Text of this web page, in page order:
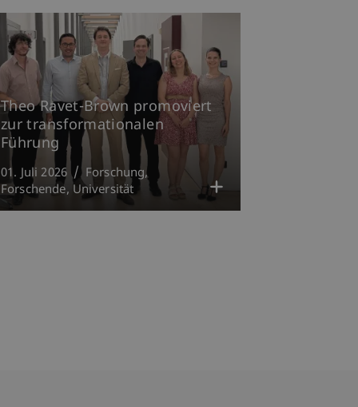
Theo Ravet-Brown promoviert
zur transformationalen
Führung
01. Juli 2026
Forschung
Forschende Universität